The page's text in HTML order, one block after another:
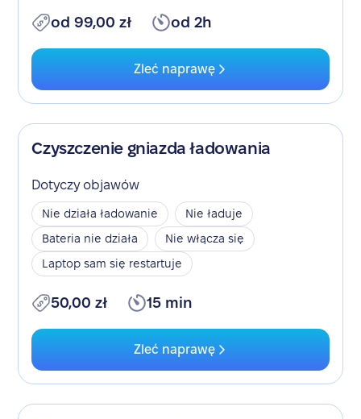
od 99,00 zł od 2h
Zleć naprawę
Czyszczenie gniazda ładowania
Dotyczy objawów
Nie działa ładowanie
Nie ładuje
Bateria nie działa
Nie włącza się
Laptop sam się restartuje
50,00 zł 15 min
Zleć naprawę